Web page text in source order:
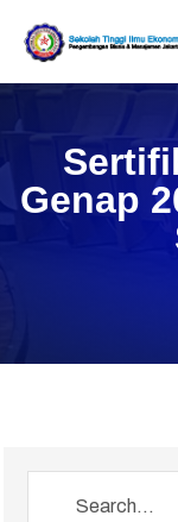
Genap